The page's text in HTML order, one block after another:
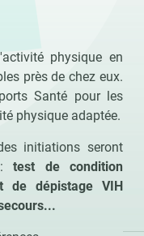
physique en
près de chez eux.
Santé pour les
physique adaptée.
initiations seront
:test de condition
de dépistage VIH